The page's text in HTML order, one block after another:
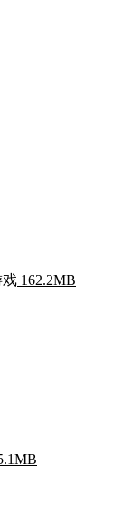
戏 162.2MB